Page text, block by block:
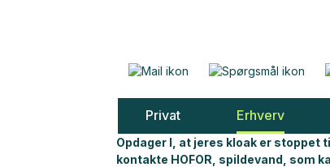
Privat Erhverv
Opdager I, at jeres kloak er stoppet
kontakte HOFOR, spildevand, som